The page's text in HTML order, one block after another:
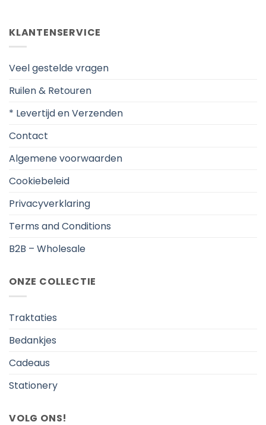
KLANTENSERVICE
Veel gestelde vragen
Ruilen & Retouren
* Levertijd en Verzenden
Contact
Algemene voorwaarden
Cookiebeleid
Privacyverklaring
Terms and Conditions
B2B – Wholesale
ONZE COLLECTIE
Traktaties
Bedankjes
Cadeaus
Stationery
VOLG ONS!